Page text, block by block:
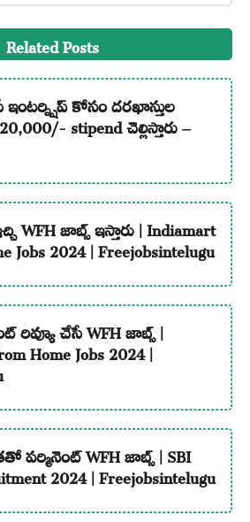
Related Posts
కోసం దరఖాస్తుల
stipend చెల్లిస్తారు –
WFH జాబ్స్ ఇస్తారు | Indiamart
Jobs 2024 | Freejobsintelugu
రివ్యూ చేసే WFH జాబ్స్ |
Home Jobs 2024 |
పర్మినెంట్ WFH జాబ్స్ | SBI
2024 | Freejobsintelugu